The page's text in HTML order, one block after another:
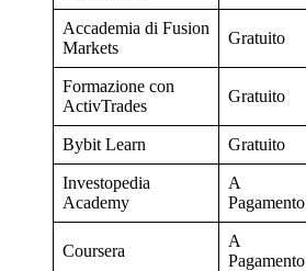
Accademia di Fusion
Markets
Gratuito
Formazione con
ActivTrades
Gratuito
Bybit Learn Gratuito
Investopedia
Academy
A
Pagamento
Coursera
A
Pagamento